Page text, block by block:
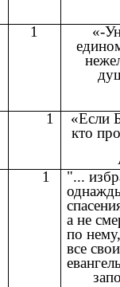
1
«-
1
«Если
кто
Ап.
1
"...
а не
по
все